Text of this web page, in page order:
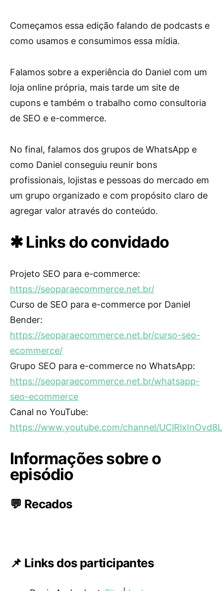
Começamos essa edição falando de podcasts e
como usamos e consumimos essa mídia.
Falamos sobre a experiência do Daniel com um
loja online própria, mais tarde um site de
cupons e também o trabalho como consultoria
de SEO e e-commerce.
No final, falamos dos grupos de WhatsApp e
como Daniel conseguiu reunir bons
profissionais, lojistas e pessoas do mercado em
um grupo organizado e com propósito claro de
agregar valor através do conteúdo.
✱ Links do convidado
Projeto SEO para e-commerce:
https://seoparaecommerce.net.br/
Curso de SEO para e-commerce por Daniel
Bender:
https://seoparaecommerce.net.br/curso-seo-
ecommerce/
Grupo SEO para e-commerce no WhatsApp:
https://seoparaecommerce.net.br/whatsapp-
seo-ecommerce
Canal no YouTube:
https://www.youtube.com/channel/
Informações sobre o
episódio
💬 Recados
📌 Links dos participantes